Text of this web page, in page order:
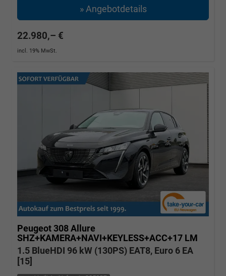
» Angebotdetails
22.980,– €
incl. 19% MwSt.
Peugeot 308Allure
SHZ+KAMERA+NAVI+KEYLESS+ACC+17 LM
1.5 BlueHDI 96 kW (130PS) EAT8, Euro 6 EA
[15]